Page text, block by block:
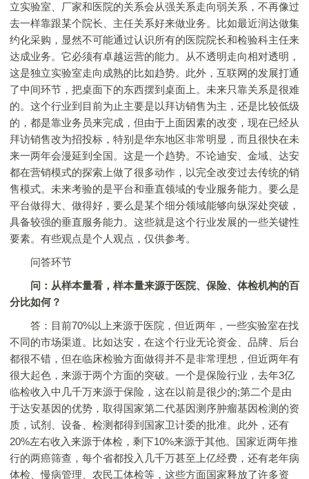
立实验室、厂家和医院的关系会从强关系走向弱关系，不再像过
去一样靠跟某个院长、主任关系好来做业务。比如最近润达做集
约化采购，显然不可能通过认识所有的医院院长和检验科主任来
达成业务。它必须有卓越运营的能力。从不透明走向相对透明，
这是独立实验室走向成熟的比如趋势。此外，互联网的发展打通
了中间环节，把桌面下的东西摆到桌面上。未来只靠关系是很难
的。这个行业到目前为止主要是以拜访销售为主，还是比较低级
的，都是靠业务员来完成，但由于上面因素的改变，现在已经从
拜访销售改为招投标，特别是华东地区非常明显，而且很快在未
来一两年会漫延到全国。这是一个趋势。不论迪安、金域、达安
都在营销模式的探索上做了很多动作，以完全改变过去传统的销
售模式。未来考验的是平台和垂直领域的专业服务能力。要么是
平台做得大、做得好，要么是某个细分领域能够向纵深处突破，
具备较强的垂直服务能力。这些就是这个行业发展的一些关键性
要素。有些观点是个人观点，仅供参考。
问答环节
问：从样本量看，样本量来源于医院、保险、体检机构的百
分比如何？
答：目前70%以上来源于医院，但近两年，一些实验室在找
不同的市场渠道。比如达安，在这个行业无论资金、品牌、后台
都很不错，但在临床检验方面做得并不是非常理想，但近两年有
很大起色，来源于两个方面的突破。一个是保险行业，去年3亿
临检收入中几千万来源于保险，这在以前是很少的;第二个是由
于达安基因的优势，取得国家第二代基因测序肿瘤基因检测的资
质，试剂、设备、检测都得到国家卫计委的批准。此外，还有
20%左右收入来源于体检，剩下10%来源于其他。国家近两年推
行的两癌筛查，每个省都投入几千万甚至上亿经费，还有老年病
体检、慢病管理、农民工体检等，这些方面国家释放了许多资